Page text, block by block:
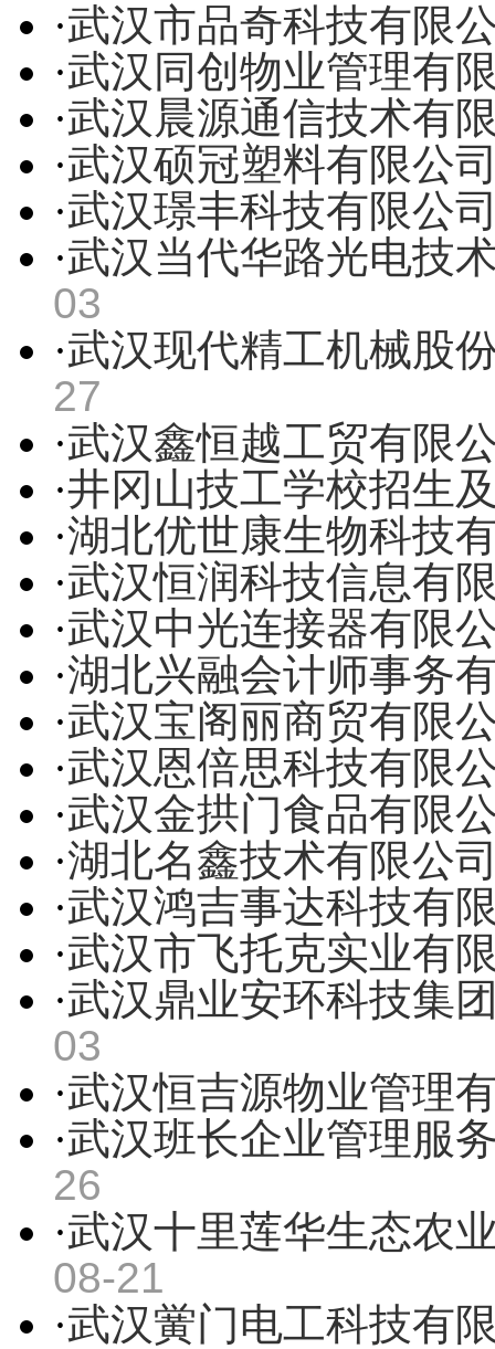
·武汉市品奇科技有限
·武汉同创物业管理有
·武汉晨源通信技术有
·武汉硕冠塑料有限公
·武汉璟丰科技有限公
·武汉当代华路光电技
03
·武汉现代精工机械股
27
·武汉鑫恒越工贸有限
·井冈山技工学校招生
·湖北优世康生物科技
·武汉恒润科技信息有
·武汉中光连接器有限
·湖北兴融会计师事务
·武汉宝阁丽商贸有限
·武汉恩倍思科技有限
·武汉金拱门食品有限
·湖北名鑫技术有限公
·武汉鸿吉事达科技有
·武汉市飞托克实业有
·武汉鼎业安环科技集
03
·武汉恒吉源物业管理
·武汉班长企业管理服
26
·武汉十里莲华生态农
08-21
·武汉黉门电工科技有